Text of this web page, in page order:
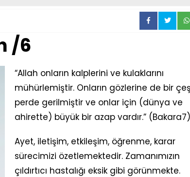
/6
“Allah onların kalplerini ve kulaklarını
mühürlemiştir. Onların gözlerine de bir
perde gerilmiştir ve onlar için (dünya ve
ahirette) büyük bir azap vardır.” (Bakara7)
Ayet, iletişim, etkileşim, öğrenme, karar
sürecimizi özetlemektedir. Zamanımızın
çıldırtıcı hastalığı eksik gibi görünmekte.